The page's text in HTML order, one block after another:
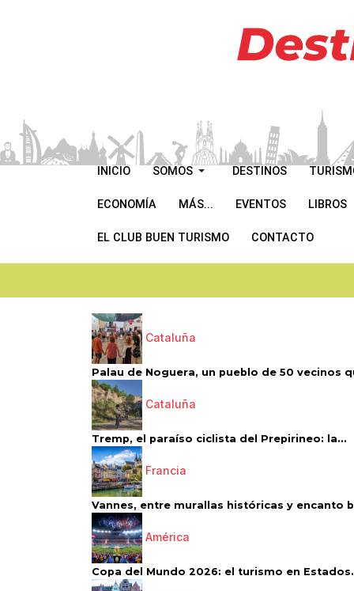
INICIO SOMOS DESTINOS
ECONOMÍA MÁS... EVENTOS LIBROS
EL CLUB BUEN TURISMO CONTACTO
Cataluña
Palau de Noguera, un pueblo de 50 vecinos
Cataluña
Tremp, el paraíso ciclista del Prepirineo: la...
Francia
Vannes, entre murallas históricas y encanto
América
Copa del Mundo 2026: el turismo en